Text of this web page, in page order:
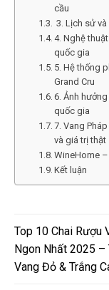
cầu
3. Lịch sử
4. Nghệ
quốc gia
5. Hệ thống
Grand Cru
6. Ảnh
quốc gia
7. Vang
và giá trị thật
WineHome
Kết luận
Top 10 Chai Rượu
Ngon Nhất 2025 –
Vang Đỏ & Trắng